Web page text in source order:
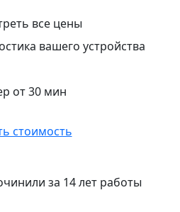
все цены
вашего устройства
от 30 мин
стоимость
за 14 лет работы